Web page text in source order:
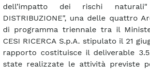
dell’impatto dei rischi naturali"
DISTRIBUZIONE", una delle quattro
di programma triennale tra il
CESI RICERCA S.p.A. stipulato il 21
rapporto costituisce il deliverable
state realizzate le attività previste